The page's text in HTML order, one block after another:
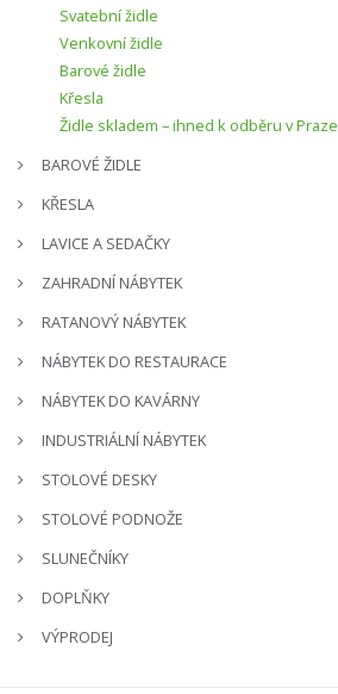
Svatební židle
Venkovní židle
Barové židle
Křesla
Židle skladem – ihned k odběru v Praze
BAROVÉ ŽIDLE
KŘESLA
LAVICE A SEDAČKY
ZAHRADNÍ NÁBYTEK
RATANOVÝ NÁBYTEK
NÁBYTEK DO RESTAURACE
NÁBYTEK DO KAVÁRNY
INDUSTRIÁLNÍ NÁBYTEK
STOLOVÉ DESKY
STOLOVÉ PODNOŽE
SLUNEČNÍKY
DOPLŇKY
VÝPRODEJ